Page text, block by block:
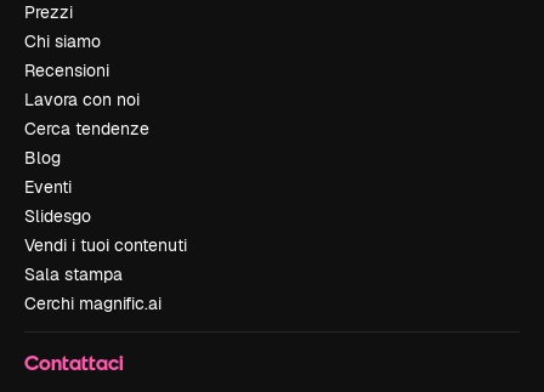
Prezzi
Chi siamo
Recensioni
Lavora con noi
Cerca tendenze
Blog
Eventi
Slidesgo
Vendi i tuoi contenuti
Sala stampa
Cerchi magnific.ai
Contattaci